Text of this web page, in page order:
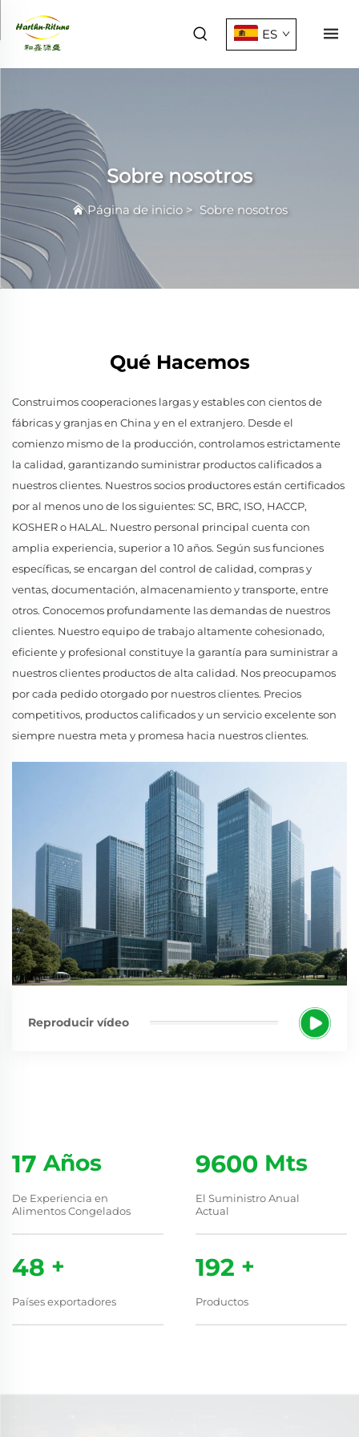
ES
Sobre nosotros
Página de inicio> Sobre nosotros
Qué Hacemos
Construimos cooperaciones largas y estables con cientos de
fábricas y granjas en China y en el extranjero. Desde el
comienzo mismo de la producción, controlamos estrictamente
la calidad, garantizando suministrar productos calificados a
nuestros clientes. Nuestros socios productores están certificados
por al menos uno de los siguientes: SC, BRC, ISO, HACCP,
KOSHER o HALAL. Nuestro personal principal cuenta con
amplia experiencia, superior a 10 años. Según sus funciones
específicas, se encargan del control de calidad, compras y
ventas, documentación, almacenamiento y transporte, entre
otros. Conocemos profundamente las demandas de nuestros
clientes. Nuestro equipo de trabajo altamente cohesionado,
eficiente y profesional constituye la garantía para suministrar a
nuestros clientes productos de alta calidad. Nos preocupamos
por cada pedido otorgado por nuestros clientes. Precios
competitivos, productos calificados y un servicio excelente son
siempre nuestra meta y promesa hacia nuestros clientes.
Reproducir vídeo
18 Años
De Experiencia en
Alimentos Congelados
10000 Mts
El Suministro Anual
Actual
50 +
Países exportadores
200 +
Productos